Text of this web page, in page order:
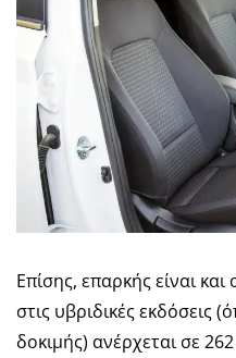
Επίσης, επαρκής είναι
στις υβριδικές εκδόσεις
δοκιμής) ανέρχεται σε